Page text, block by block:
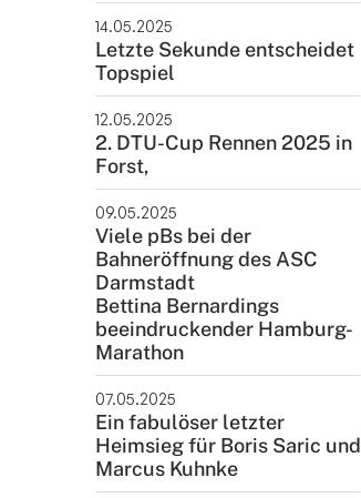
14.05.2025
Letzte Sekunde entscheidet
Topspiel
12.05.2025
2. DTU-Cup Rennen 2025 in
Forst,
09.05.2025
Viele pBs bei der
Bahneröffnung des ASC
Darmstadt
Bettina Bernardings
beeindruckender Hamburg-
Marathon
07.05.2025
Ein fabulöser letzter
Heimsieg für Boris Saric und
Marcus Kuhnke